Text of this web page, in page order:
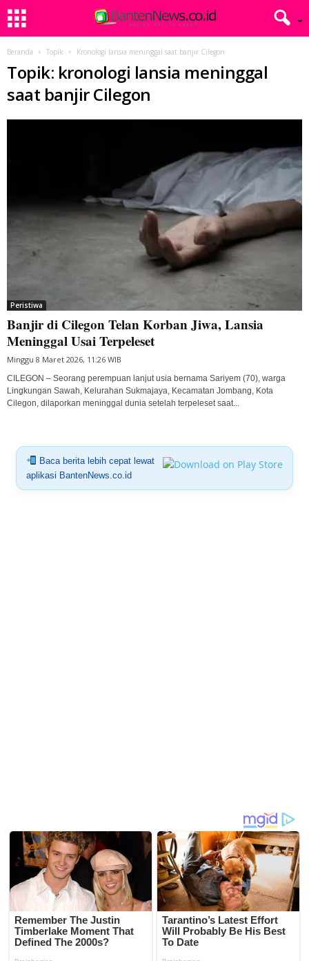
Beranda Topik Kronologi lansia meninggal saat banjir Cilegon
Topik: kronologi lansia meninggal
saat banjir Cilegon
Peristiwa
Banjir di Cilegon Telan Korban Jiwa, Lansia
Meninggal Usai Terpeleset
Minggu 8 Maret 2026, 11:26 WIB
CILEGON – Seorang perempuan lanjut usia bernama Sariyem (70), warga
Lingkungan Sawah, Kelurahan Sukmajaya, Kecamatan Jombang, Kota
Cilegon, dilaporkan meninggal dunia setelah terpeleset saat...
Baca berita lebih cepat lewat
aplikasi BantenNews.co.id